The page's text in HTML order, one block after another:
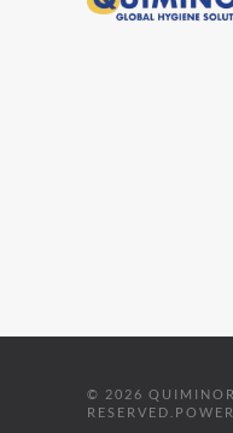
© 2026
RESERVED.